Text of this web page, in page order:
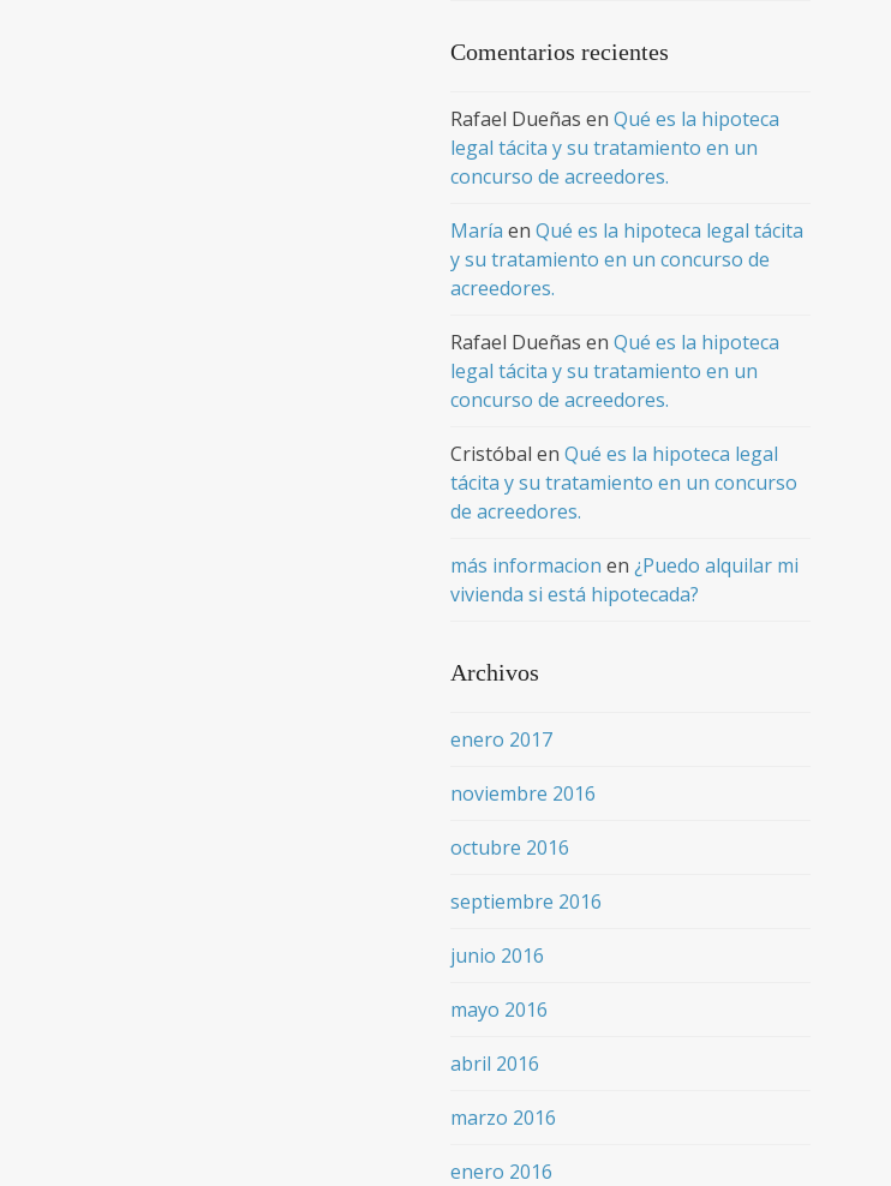
Comentarios recientes
Rafael Dueñas en Qué es la hipoteca
legal tácita y su tratamiento en un
concurso de acreedores.
María en Qué es la hipoteca legal tácita
y su tratamiento en un concurso de
acreedores.
Rafael Dueñas en Qué es la hipoteca
legal tácita y su tratamiento en un
concurso de acreedores.
Cristóbal en Qué es la hipoteca legal
tácita y su tratamiento en un concurso
de acreedores.
más informacion en ¿Puedo alquilar mi
vivienda si está hipotecada?
Archivos
enero 2017
noviembre 2016
octubre 2016
septiembre 2016
junio 2016
mayo 2016
abril 2016
marzo 2016
enero 2016